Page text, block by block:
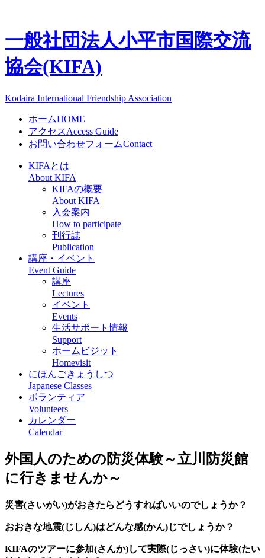
一般社団法人小平市国際交流
協会(KIFA)
Kodaira International Friendship Association
ホームHOME
アクセスAccess Guide
お問い合わせフォームContact
KIFAとは
About KIFA
KIFAの概要
About KIFA
入会案内
How to participate
刊行誌
Publication
講座・イベント
Event Guide
講座
Lectures
イベント
Events
生活サポート情報
Support
ホームビジット
Homevisit
にほんごきょうしつ
Japanese Classes
ボランティア
Volunteers
カレンダー
Calendar
外国人のための防災体験～立川防災館
に行きませんか～
災害(さいがい)がおきたらどうすればいいのでしょうか？
おおきな地震(じしん)はどんな感(かん)じでしょうか？
KIFAのツアーに参加(さんか)して実際(じっさい)に体験(たい